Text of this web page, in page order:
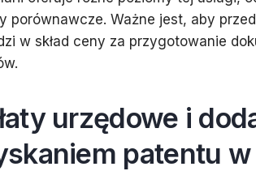
porównawcze. Ważne jest, aby
w skład ceny za przygotowanie
urzędowe i
patentu